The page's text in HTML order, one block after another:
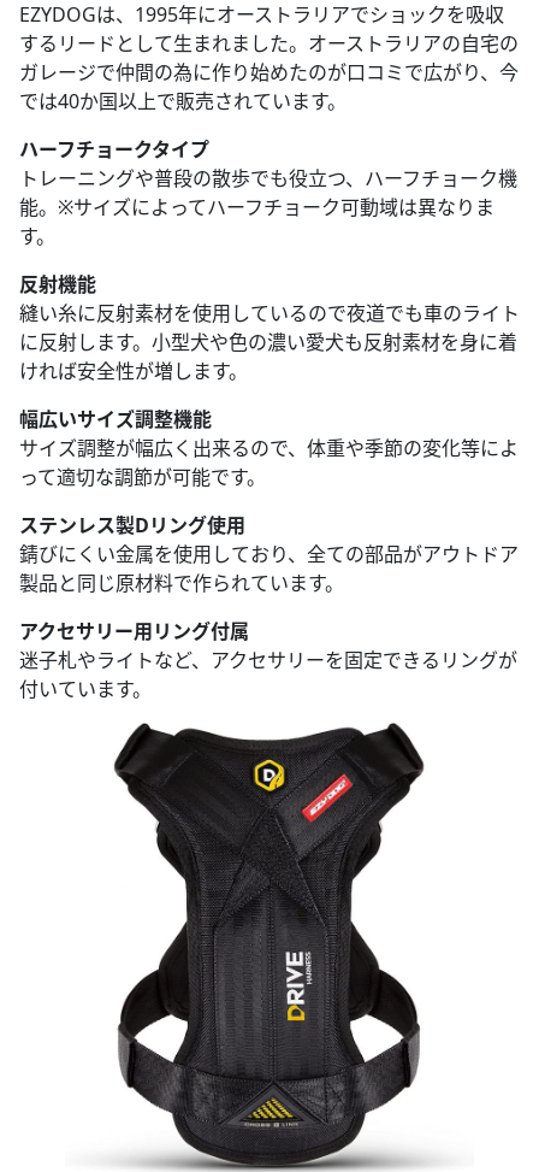
EZYDOGは、1995年にオーストラリアでショックを吸収
するリードとして生まれました。オーストラリアの自宅の
ガレージで仲間の為に作り始めたのが口コミで広がり、今
では40か国以上で販売されています。
ハーフチョークタイプ
トレーニングや普段の散歩でも役立つ、ハーフチョーク機
能。※サイズによってハーフチョーク可動域は異なりま
す。
反射機能
縫い糸に反射素材を使用しているので夜道でも車のライト
に反射します。小型犬や色の濃い愛犬も反射素材を身に着
ければ安全性が増します。
幅広いサイズ調整機能
サイズ調整が幅広く出来るので、体重や季節の変化等によ
って適切な調節が可能です。
ステンレス製Dリング使用
錆びにくい金属を使用しており、全ての部品がアウトドア
製品と同じ原材料で作られています。
アクセサリー用リング付属
迷子札やライトなど、アクセサリーを固定できるリングが
付いています。